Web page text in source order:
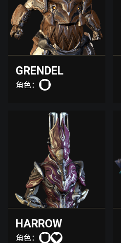
GRENDEL
角色：
HARROW
角色：